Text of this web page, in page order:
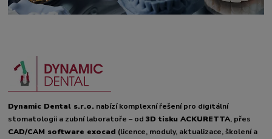
Dynamic Dental s.r.o. nabízí komplexní řešení pro digitální
stomatologii a zubní laboratoře – od3D tisku ACKURETTA, přes
CAD/CAM software exocad (licence, moduly, aktualizace, školení a